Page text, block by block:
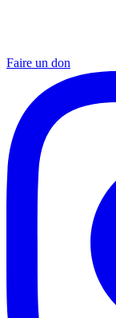
Faire un don